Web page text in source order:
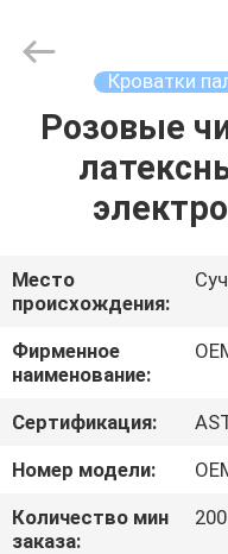
ДОМ
ПРОДУКТЫ
О
НАС
ПУТЕШЕСТВИЕ
ФАБРИКИ
ПРОВЕРКА
Technology
Co.,Ltd.
Reserved.
Кроватки
Розовые
Место
происхождения:
Фирменное
наименование:
Сертификация:
Номер модели:
Количество мин
заказа: